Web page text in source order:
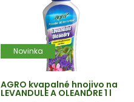
Novinka
AGRO kvapalné hnojivo na
LEVANDULE A OLEANDRE 1 l